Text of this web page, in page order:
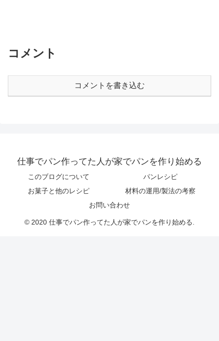
コメント
コメントを書き込む
仕事でパン作ってた人が家でパンを作り始める
このブログについて
パンレシピ
お菓子と他のレシピ
材料の運用/製法の考察
お問い合わせ
© 2020 仕事でパン作ってた人が家でパンを作り始める.